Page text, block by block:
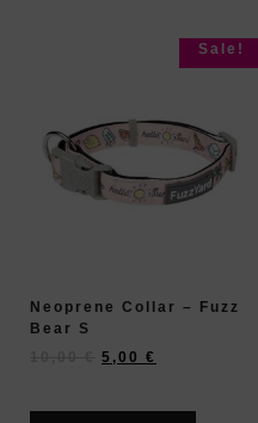
Sale!
Neoprene Collar – Fuzz
Bear S
5,00 €